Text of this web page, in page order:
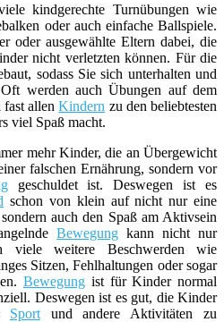
kindgerechte Turnübungen wie
oder auch einfache Ballspiele.
oder ausgewählte Eltern dabei, die
nicht verletzten können. Für die
sodass Sie sich unterhalten und
werden auch Übungen auf dem
fast allenKindern zu den beliebtesten
viel Spaß macht.
mehr Kinder, die an Übergewicht
falschen Ernährung, sondern vor
geschuldet ist. Deswegen ist es
schon von klein auf nicht nur eine
auch den Spaß am Aktivsein
Bewegung kann nicht nur
viele weitere Beschwerden wie
Sitzen, Fehlhaltungen oder sogar
Bewegung ist für Kinder normal
Deswegen ist es gut, die Kinder
Sportund andere Aktivitäten zu